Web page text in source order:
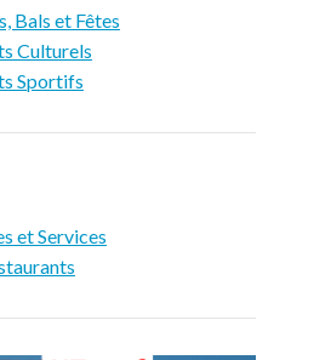
Bals et Fêtes
Culturels
Sportifs
et Services